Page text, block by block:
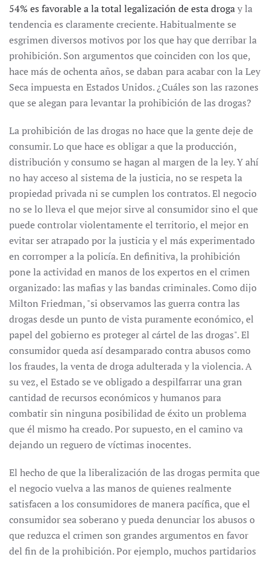
54% es favorable a la total legalización de esta drogay la
tendencia es claramente creciente. Habitualmente se
esgrimen diversos motivos por los que hay que derribar la
prohibición. Son argumentos que coinciden con los que,
hace más de ochenta años, se daban para acabar con la Ley
Seca impuesta en Estados Unidos. ¿Cuáles son las razones
que se alegan para levantar la prohibición de las drogas?
La prohibición de las drogas no hace que la gente deje de
consumir. Lo que hace es obligar a que la producción,
distribución y consumo se hagan al margen de la ley. Y ahí
no hay acceso al sistema de la justicia, no se respeta la
propiedad privada ni se cumplen los contratos. El negocio
no se lo lleva el que mejor sirve al consumidor sino el que
puede controlar violentamente el territorio, el mejor en
evitar ser atrapado por la justicia y el más experimentado
en corromper a la policía. En definitiva, la prohibición
pone la actividad en manos de los expertos en el crimen
organizado: las mafias y las bandas criminales. Como dijo
Milton Friedman, "si observamos las guerra contra las
drogas desde un punto de vista puramente económico, el
papel del gobierno es proteger al cártel de las drogas". El
consumidor queda así desamparado contra abusos como
los fraudes, la venta de droga adulterada y la violencia. A
su vez, el Estado se ve obligado a despilfarrar una gran
cantidad de recursos económicos y humanos para
combatir sin ninguna posibilidad de éxito un problema
que él mismo ha creado. Por supuesto, en el camino va
dejando un reguero de víctimas inocentes.
El hecho de que la liberalización de las drogas permita que
el negocio vuelva a las manos de quienes realmente
satisfacen a los consumidores de manera pacífica, que el
consumidor sea soberano y pueda denunciar los abusos o
que reduzca el crimen son grandes argumentos en favor
del fin de la prohibición. Por ejemplo, muchos partidarios